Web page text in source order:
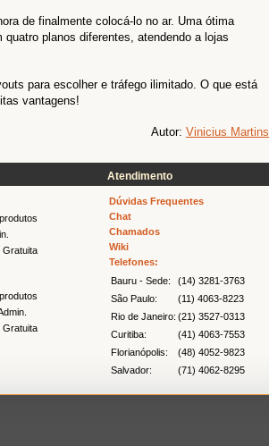
de finalmente colocá-lo no ar. Uma ótima
planos diferentes, atendendo a lojas
para escolher e tráfego ilimitado. O que está
vantagens!
Autor: Vinicius Martins
Gratuita
Gratuita
Atendimento
Dúvidas Frequentes
Chat
Chamados
Wiki
Telefones:
Bauru - Sede:
(14) 3281-3763
São Paulo:
(11) 4063-8223
Rio de Janeiro: (21) 3527-0313
Curitiba:
(41) 4063-7553
Florianópolis:
(48) 4052-9823
Salvador:
(71) 4062-8295